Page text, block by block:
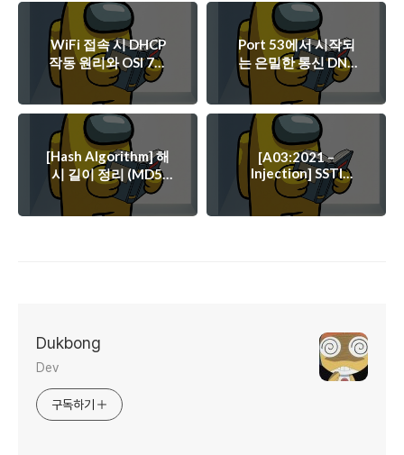
WiFi 접속 시 DHCP
작동 원리와 OSI 7계
층 흐름
Port 53에서 시작되
는 은밀한 통신 DNS
이야기
[Hash Algorithm] 해
시 길이 정리 (MD5,
SHA-1, SHA-256,
SHA-512)
[A03:2021 –
Injection] SSTI
(Server Side
Template Injection)
취약점 분석
Dukbong
Dev
구독하기